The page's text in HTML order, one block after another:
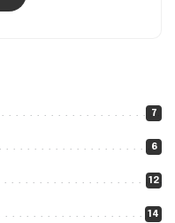
7
6
12
14